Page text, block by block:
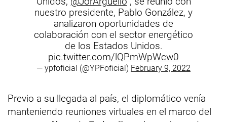
nuestro presidente, Pablo González, y
analizaron oportunidades de
colaboración con el sector energético
de los Estados Unidos.
pic.twitter.com/lQPmWpWcw0
— ypfoficial (@YPFoficial) February 9, 2022
Previo a su llegada al país, el diplomático venía
manteniendo reuniones virtuales en el marco del